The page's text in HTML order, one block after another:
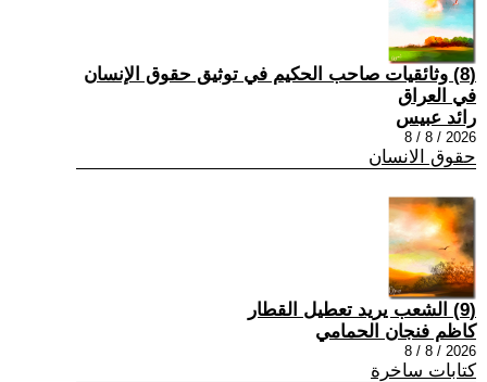
(8) وثائقيات صاحب الحكيم في توثيق حقوق الإنسان
في العراق
رائد عبيس
2026 / 8 / 8
حقوق الانسان
(9) الشعب يريد تعطيل القطار
كاظم فنجان الحمامي
2026 / 8 / 8
كتابات ساخرة